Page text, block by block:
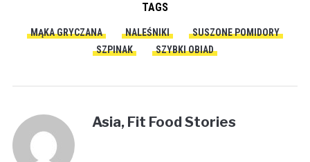
TAGS
MĄKA GRYCZANA NALEŚNIKI
SUSZONE POMIDORY
SZPINAK
SZYBKI OBIAD
Asia, Fit Food Stories